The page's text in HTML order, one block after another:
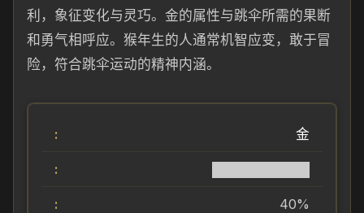
利，象征变化与灵巧。金的属性与跳伞所需的果断
和勇气相呼应。猴年生的人通常机智应变，敢于冒
险，符合跳伞运动的精神内涵。
金
40%